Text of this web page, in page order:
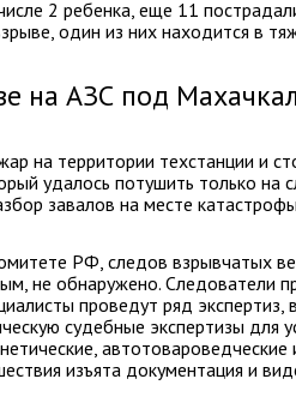
2 ребенка, еще 11
один из них находится в
на АЗС под
на территории техстанции и
удалось потушить только на
завалов на месте
РФ, следов взрывчатых
не обнаружено. Следователи
проведут ряд экспертиз,
судебные экспертизы для
автотовароведческие
изъята документация и